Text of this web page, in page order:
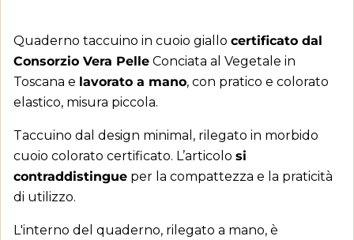
Aggiungi alla lista dei
desideri
Crea lista dei desideri ×
Nome lista dei desideri
Accedi ×
Devi avere effettuato l'accesso per salvare dei
Quaderno taccuino in cuoio giallo certificato dal
Consorzio Vera Pelle Conciata al Vegetale in
Toscana e lavorato a mano, con pratico e colorato
elastico, misura piccola.
Taccuino dal design minimal, rilegato in morbido
cuoio colorato certificato. L’articolo si
contraddistingue per la compattezza e la praticità
di utilizzo.
L'interno del quaderno, rilegato a mano, è